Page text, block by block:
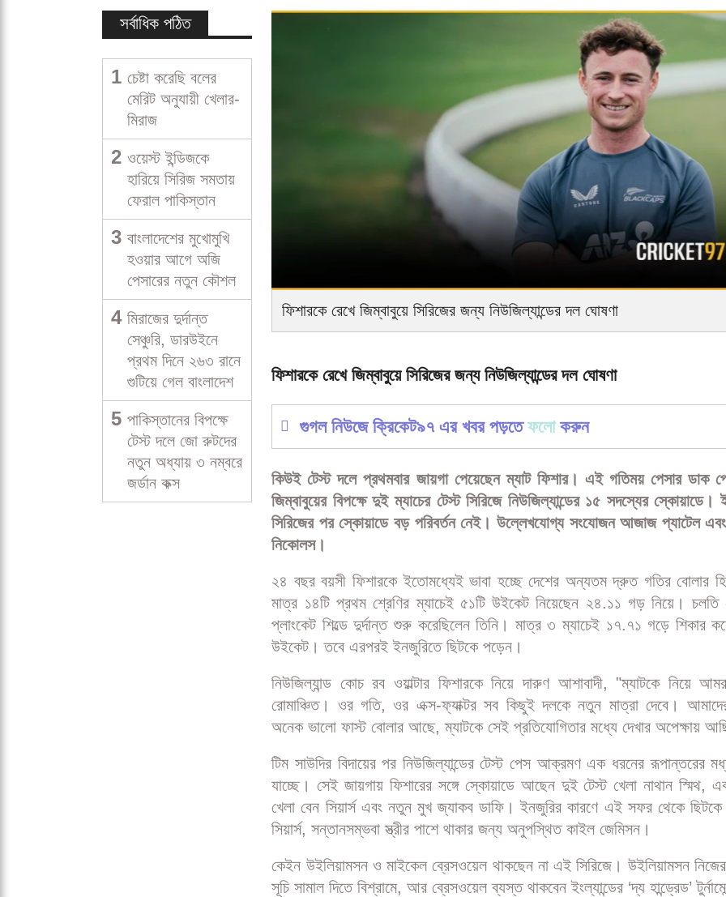
সর্বাধিক পঠিত
1 চেষ্টা করেছি বলের
মেরিট অনুযায়ী খেলার-
মিরাজ
2 ওয়েস্ট ইন্ডিজকে
হারিয়ে সিরিজ সমতায়
ফেরাল পাকিস্তান
3 বাংলাদেশের মুখোমুখি
হওয়ার আগে অজি
পেসারের নতুন কৌশল
4 মিরাজের দুর্দান্ত
সেঞ্চুরি, ডারউইনে
প্রথম দিনে ২৬৩ রানে
গুটিয়ে গেল বাংলাদেশ
5 পাকিস্তানের বিপক্ষে
টেস্ট দলে জো রুটদের
নতুন অধ্যায় ৩ নম্বরে
জর্ডান কক্স
ফিশারকে রেখে জিম্বাবুয়ে সিরিজের জন্য নিউজিল্যান্ডের দল ঘোষণা
ফিশারকে রেখে জিম্বাবুয়ে সিরিজের জন্য নিউজিল্যান্ডের দল ঘোষণা
গুগল নিউজে ক্রিকেট৯৭ এর খবর পড়তেফলোকরুন
কিউই টেস্ট দলে প্রথমবার জায়গা পেয়েছেন ম্যাট ফিশার। এই গতিময় পেসার ডাক
জিম্বাবুয়ের বিপক্ষে দুই ম্যাচের টেস্ট সিরিজে নিউজিল্যান্ডের ১৫ সদস্যের স্কোয়াডে।
সিরিজের পর স্কোয়াডে বড় পরিবর্তন নেই। উল্লেখযোগ্য সংযোজন আজাজ প্যাটেল এবং
নিকোলস।
২৪ বছর বয়সী ফিশারকে ইতোমধ্যেই ভাবা হচ্ছে দেশের অন্যতম দ্রুত গতির বোলার
মাত্র ১৪টি প্রথম শ্রেণির ম্যাচেই ৫১টি উইকেট নিয়েছেন ২৪.১১ গড় নিয়ে। চলতি
প্লাংকেট শিল্ডে দুর্দান্ত শুরু করেছিলেন তিনি। মাত্র ৩ ম্যাচেই ১৭.৭১ গড়ে শিকার
উইকেট। তবে এরপরই ইনজুরিতে ছিটকে পড়েন।
নিউজিল্যান্ড কোচ রব ওয়াল্টার ফিশারকে নিয়ে দারুণ আশাবাদী, "ম্যাটকে নিয়ে
রোমাঞ্চিত। ওর গতি, ওর এক্স-ফ্যাক্টর সব কিছুই দলকে নতুন মাত্রা দেবে।
অনেক ভালো ফাস্ট বোলার আছে, ম্যাটকে সেই প্রতিযোগিতার মধ্যে দেখার অপেক্ষায়
টিম সাউদির বিদায়ের পর নিউজিল্যান্ডের টেস্ট পেস আক্রমণ এক ধরনের রূপান্তরের
যাচ্ছে। সেই জায়গায় ফিশারের সঙ্গে স্কোয়াডে আছেন দুই টেস্ট খেলা নাথান স্মিথ,
খেলা বেন সিয়ার্স এবং নতুন মুখ জ্যাকব ডাফি। ইনজুরির কারণে এই সফর থেকে ছিটকে
সিয়ার্স, সন্তানসম্ভবা স্ত্রীর পাশে থাকার জন্য অনুপস্থিত কাইল জেমিসন।
কেইন উইলিয়ামসন ও মাইকেল ব্রেসওয়েল থাকছেন না এই সিরিজে। উইলিয়ামসন নিজের
সূচি সামাল দিতে বিশ্রামে, আর ব্রেসওয়েল ব্যস্ত থাকবেন ইংল্যান্ডের ‘দ্য হান্ড্রেড’